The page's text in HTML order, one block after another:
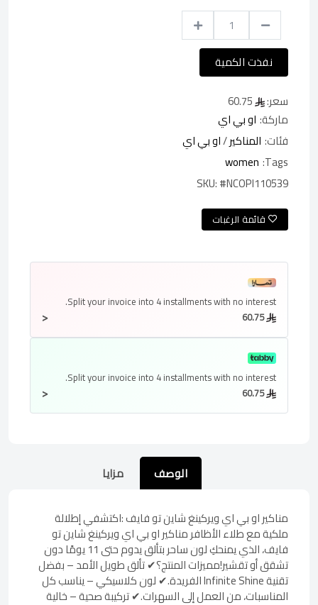
نفذت الكمية
سعر:
ماركة: او بي اي
فئات: المناكير/او بي اي
Tags:
women
SKU:#NCOPI110539
قائمة الرغبات
Split your invoice into 4 installmentswith no interest.
< 60.75
Split your invoice into 4 installmentswith no interest.
< 60.75
الوصف مزايا
مناكير او بي اي ويركينغ شاين تو فايف :اكتشفي إطلالة
ملكية مع طلاء الأظافر مناكير او بي اي ويركينغ شاين تو
فايف، الذي يمنحكِ لون ساحر بتألق يدوم حتى 11 يومًا دون
تشقق أو تقشير!مميزات المنتج؟✔ تألق طويل الأمد – بفضل
تقنية Infinite Shine الفريدة.✔ لون كلاسيكي – يناسب كل
المناسبات، من العمل إلى السهرات.✔ تركيبة صحية – خالية